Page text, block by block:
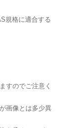
規格に適合する
すのでご注意く
画像とは多少異